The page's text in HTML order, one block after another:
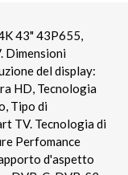
43" 43P655,
Dimensioni
del display:
HD, Tecnologia
Tipo di
TV. Tecnologia di
Perfomance
d'aspetto